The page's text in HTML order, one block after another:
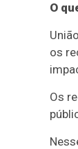
O
os
Os